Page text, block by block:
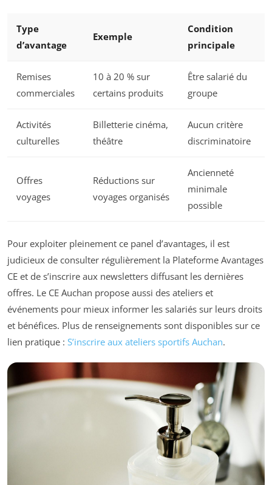
Type
d’avantage
Exemple
Condition
principale
Remises
commerciales
10 à 20 % sur
certains produits
Être salarié du
groupe
Activités
culturelles
Billetterie cinéma,
théâtre
Aucun critère
discriminatoire
Offres
voyages
Réductions sur
voyages organisés
Ancienneté
minimale
possible
Pour exploiter pleinement ce panel d’avantages, il est
judicieux de consulter régulièrement la Plateforme Avantages
CE et de s’inscrire aux newsletters diffusant les dernières
offres. Le CE Auchan propose aussi des ateliers et
événements pour mieux informer les salariés sur leurs droits
et bénéfices. Plus de renseignements sont disponibles sur ce
lien pratique : S’inscrire aux ateliers sportifs Auchan.